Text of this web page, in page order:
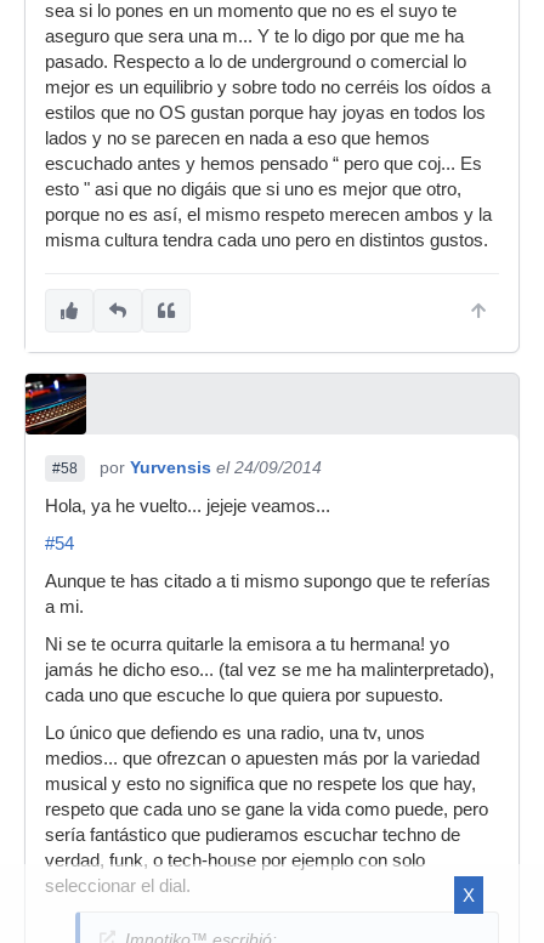
sea si lo pones en un momento que no es el suyo te
aseguro que sera una m... Y te lo digo por que me ha
pasado. Respecto a lo de underground o comercial lo
mejor es un equilibrio y sobre todo no cerréis los oídos a
estilos que no OS gustan porque hay joyas en todos los
lados y no se parecen en nada a eso que hemos
escuchado antes y hemos pensado “ pero que coj... Es
esto " asi que no digáis que si uno es mejor que otro,
porque no es así, el mismo respeto merecen ambos y la
misma cultura tendra cada uno pero en distintos gustos.
#58 por Yurvensis el 24/09/2014
Hola, ya he vuelto... jejeje veamos...
#54
Aunque te has citado a ti mismo supongo que te referías
a mi.
Ni se te ocurra quitarle la emisora a tu hermana! yo
jamás he dicho eso... (tal vez se me ha malinterpretado),
cada uno que escuche lo que quiera por supuesto.
Lo único que defiendo es una radio, una tv, unos
medios... que ofrezcan o apuesten más por la variedad
musical y esto no significa que no respete los que hay,
respeto que cada uno se gane la vida como puede, pero
sería fantástico que pudieramos escuchar techno de
verdad, funk, o tech-house por ejemplo con solo
seleccionar el dial.
X